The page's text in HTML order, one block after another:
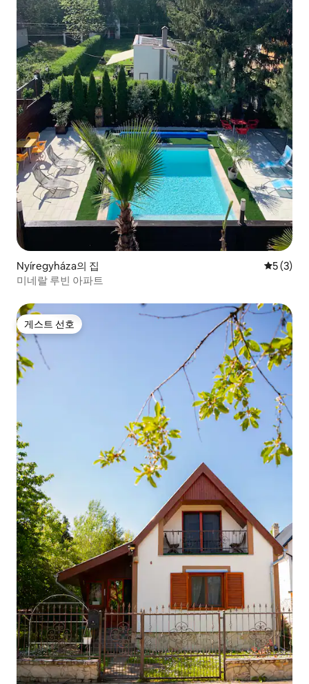
Nyíregyháza의 집 평점 5점
5 (3)
미네랄 루빈 아파트
게스트 선호
게스트 선호